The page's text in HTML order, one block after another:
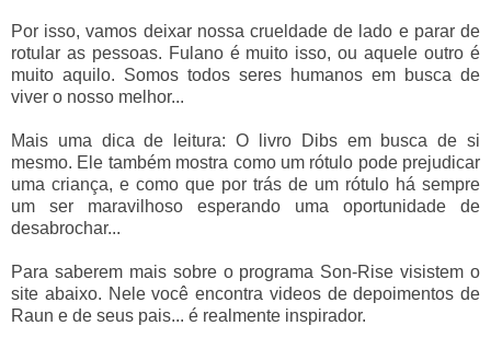
Por isso, vamos deixar nossa crueldade de lado e parar de
rotular as pessoas. Fulano é muito isso, ou aquele outro é
muito aquilo. Somos todos seres humanos em busca de
viver o nosso melhor...
Mais uma dica de leitura: O livro Dibs em busca de si
mesmo. Ele também mostra como um rótulo pode prejudicar
uma criança, e como que por trás de um rótulo há sempre
um ser maravilhoso esperando uma oportunidade de
desabrochar...
Para saberem mais sobre o programa Son-Rise visistem o
site abaixo. Nele você encontra videos de depoimentos de
Raun e de seus pais... é realmente inspirador.